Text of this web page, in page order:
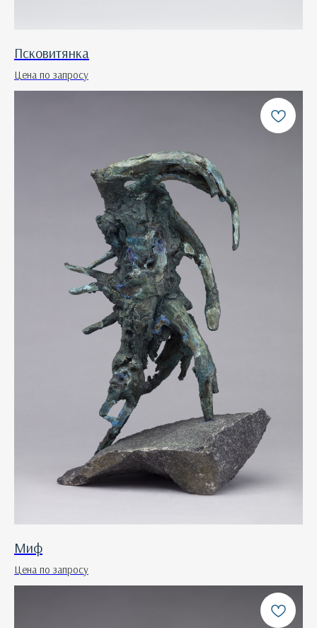
Псковитянка
Цена по запросу
Миф
Цена по запросу